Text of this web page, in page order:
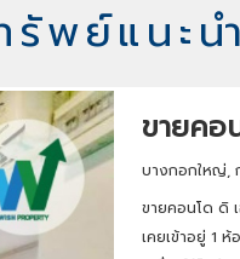
รัพย์แนะนำ
ขายคอ
บางกอกใหญ่,
ขายคอนโด ดิ
เคยเข้าอยู่ 1